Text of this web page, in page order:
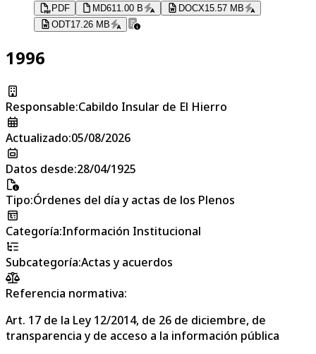
PDF MD611.00 B DOCX15.57 MB
ODT17.26 MB
1996
Responsable:Cabildo Insular de El Hierro
Actualizado:05/08/2026
Datos desde:28/04/1925
Tipo:Órdenes del día y actas de los Plenos
Categoría:Información Institucional
Subcategoría:Actas y acuerdos
Referencia normativa:
Art. 17 de la Ley 12/2014, de 26 de diciembre, de
transparencia y de acceso a la información pública